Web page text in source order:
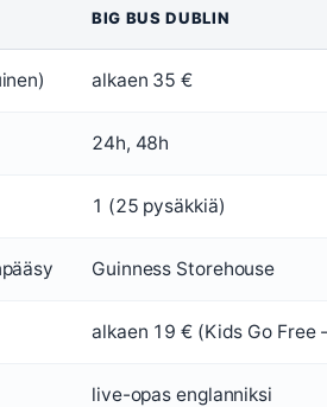
BIG BUS DUBLIN
alkaen 35 €
24h, 48h
1 (25 pysäkkiä)
Guinness Storehouse
alkaen 19 € (Kids Go Free
live-opas englanniksi